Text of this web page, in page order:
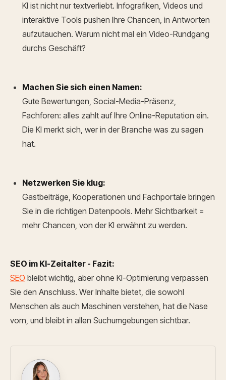
KI ist nicht nur textverliebt. Infografiken, Videos und
interaktive Tools pushen Ihre Chancen, in Antworten
aufzutauchen. Warum nicht mal ein Video-Rundgang
durchs Geschäft?
Machen Sie sich einen Namen:
Gute Bewertungen, Social-Media-Präsenz,
Fachforen: alles zahlt auf Ihre Online-Reputation ein.
Die KI merkt sich, wer in der Branche was zu sagen
hat.
Netzwerken Sie klug:
Gastbeiträge, Kooperationen und Fachportale bringen
Sie in die richtigen Datenpools. Mehr Sichtbarkeit =
mehr Chancen, von der KI erwähnt zu werden.
SEO im KI-Zeitalter - Fazit:
SEO bleibt wichtig, aber ohne KI-Optimierung verpassen
Sie den Anschluss. Wer Inhalte bietet, die sowohl
Menschen als auch Maschinen verstehen, hat die Nase
vorn, und bleibt in allen Suchumgebungen sichtbar.
IJ